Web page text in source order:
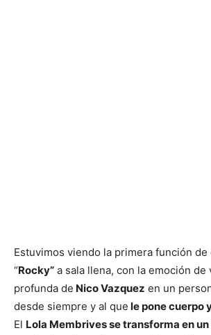
Estuvimos viendo la primera función de
“Rocky” a sala llena, con la emoción de
profunda de Nico Vazquez en un
desde siempre y al que le pone cuerpo
El Lola Membrives se transforma en